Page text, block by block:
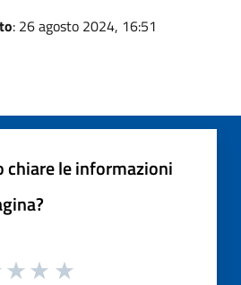
: 26 agosto 2024, 16:51
chiare le informazioni